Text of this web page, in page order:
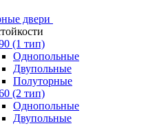
двери
(1 тип)
Однопольные
Двупольные
Полуторные
(2 тип)
Однопольные
Двупольные